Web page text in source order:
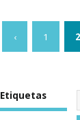
‹ 1 2
Etiquetas